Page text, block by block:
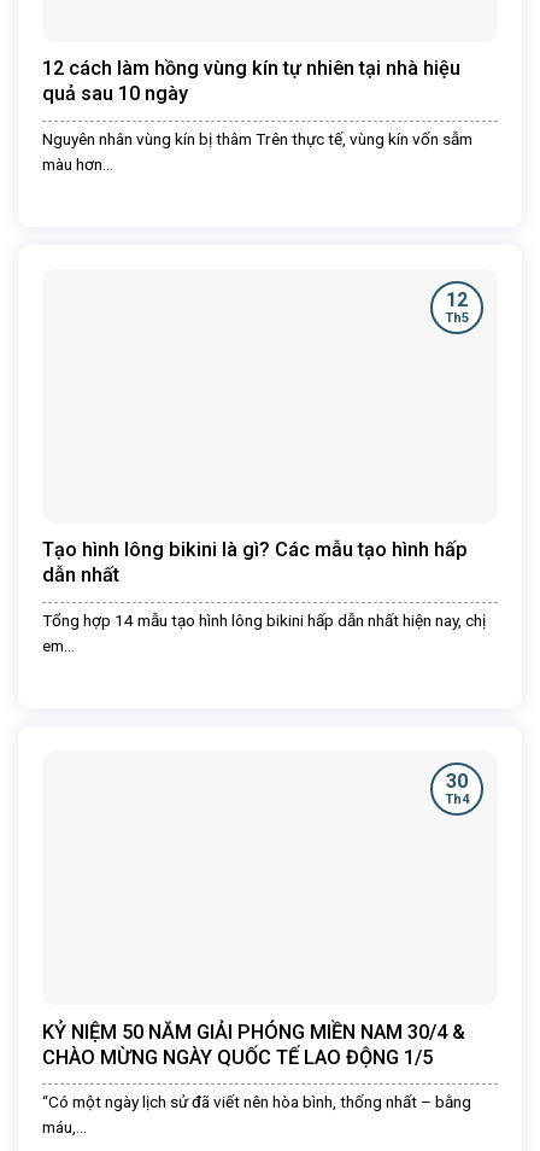
12 cách làm hồng vùng kín tự nhiên tại nhà hiệu
quả sau 10 ngày
Nguyên nhân vùng kín bị thâm Trên thực tế, vùng kín vốn sẫm
màu hơn...
Tạo hình lông bikini là gì? Các mẫu tạo hình hấp
dẫn nhất
Tổng hợp 14 mẫu tạo hình lông bikini hấp dẫn nhất hiện nay, chị
em...
12
Th5
KỶ NIỆM 50 NĂM GIẢI PHÓNG MIỀN NAM 30/4 &
CHÀO MỪNG NGÀY QUỐC TẾ LAO ĐỘNG 1/5
“Có một ngày lịch sử đã viết nên hòa bình, thống nhất – bằng
máu,...
30
Th4